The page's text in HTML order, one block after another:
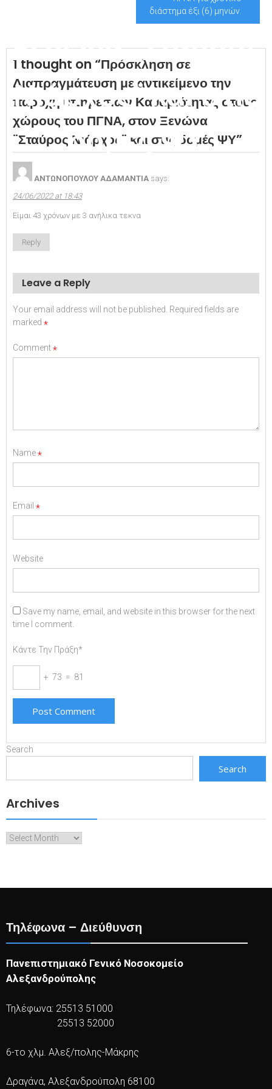
Ξενώνα ¨Σταύρος
Νιάρχος¨ και στις
δομές ΨΥ
διάστημα έξι (6) μηνών.
1 thought on “Πρόσκληση σε
Διαπραγμάτευση με αντικείμενο την
παροχή υπηρεσιών Καθαριότητας στους
χώρους του ΠΓΝΑ, στον Ξενώνα
¨Σταύρος Νιάρχος¨ και στις δομές ΨΥ”
ΑΝΤΩΝΟΠΟΥΛΟΥ ΑΔΑΜΑΝΤΙΑ says:
24/06/2022 at 18:43
Είμαι 43 χρόνων με 3 ανήλικα τεκνα
Reply
Leave a Reply
Your email address will not be published. Required fields are
marked *
Comment*
Name*
Email *
Website
Save my name, email, and website in this browser for the next
time I comment.
Κάντε Την Πράξη*
+ 73 = 81
Search
Search
Archives
Archives
Τηλέφωνα – Διεύθυνση
Πανεπιστημιακό Γενικό Νοσοκομείο
Αλεξανδρούπολης
Τηλέφωνα: 25513 51000
25513 52000
6-το χλμ. Αλεξ/πολης-Μάκρης
Δραγάνα, Αλεξανδρούπολη 68100